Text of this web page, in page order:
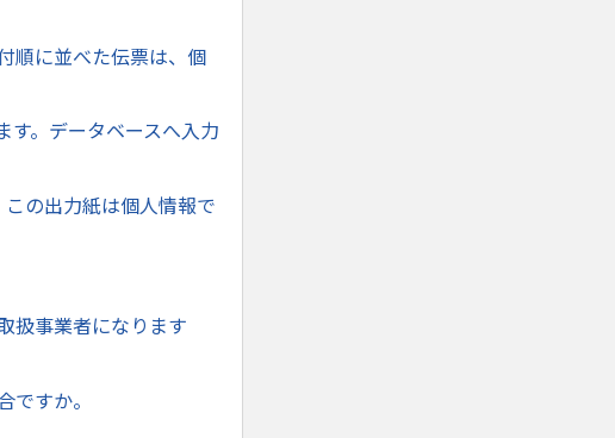
順に並べた伝票は、個
す。データベースへ入力
の出力紙は個人情報で
扱事業者になります
すか。